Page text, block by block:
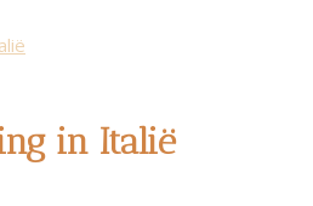
in Italië